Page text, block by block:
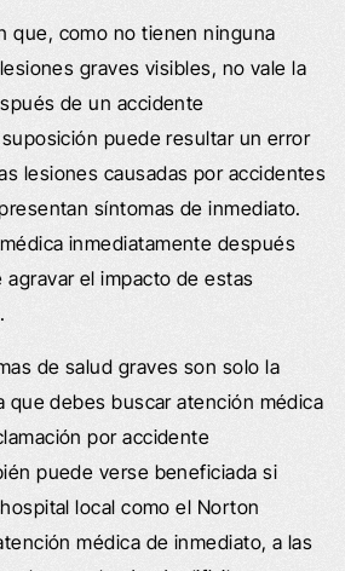
que, como no tienen ninguna
graves visibles, no vale la
de un accidente
puede resultar un error
lesiones causadas por accidentes
síntomas de inmediato.
inmediatamente después
el impacto de estas
de salud graves son solo la
que debes buscar atención médica
por accidente
puede verse beneficiada si
local como el Norton
médica de inmediato, a las